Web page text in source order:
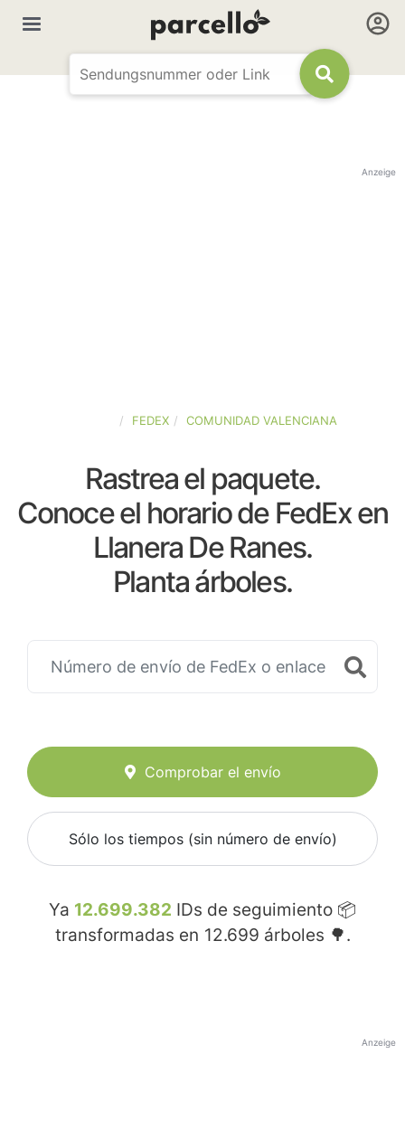
Anzeige
FEDEX COMUNIDAD VALENCIANA
Rastrea el paquete.
Conoce el horario de FedEx en
Llanera De Ranes.
Planta árboles.
Comprobar el envío
Sólo los tiempos (sin número de envío)
Ya 12.699.382 IDs de seguimiento 📦
transformadas en 12.699 árboles 🌳.
Anzeige